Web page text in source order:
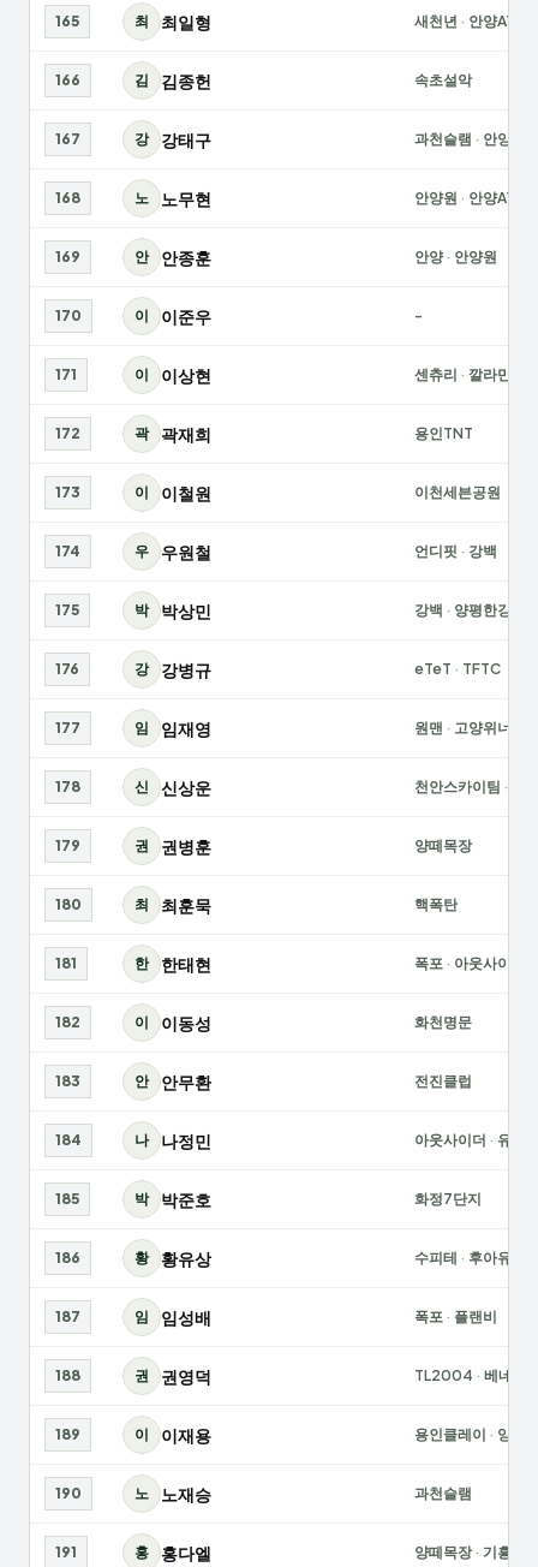
165 최 최일형 새천년 · 안양ATC
166 김 김종헌 속초설악
167 강 강태구 과천슬램 · 안양원
168 노 노무현 안양원 · 안양ATC
169 안 안종훈 안양· 안양원
170 이 이준우 -
171 이 이상현 센츄리 · 깔라만씨
172 곽 곽재희 용인TNT
173 이 이철원 이천세븐공원
174 우 우원철 언디핏 · 강백
175 박 박상민 강백 · 양평한강
176 강 강병규 eTeT · TFTC
177 임 임재영 원맨 · 고양위너스
178 신 신상운 천안스카이팀 ·
179 권 권병훈 양떼목장
180 최 최훈묵 핵폭탄
181 한 한태현 폭포 · 아웃사이더
182 이 이동성 화천명문
183 안 안무환 전진클럽
184 나 나정민 아웃사이더 · 유앤
185 박 박준호 화정7단지
186 황 황유상 수피테 · 후아유
187 임 임성배 폭포 · 플랜비
188 권 권영덕 TL2004 · 베네스
189 이 이재용 용인클레이 · 양지
190 노 노재승 과천슬램
191 홍 홍다엘 양떼목장· 기흥레